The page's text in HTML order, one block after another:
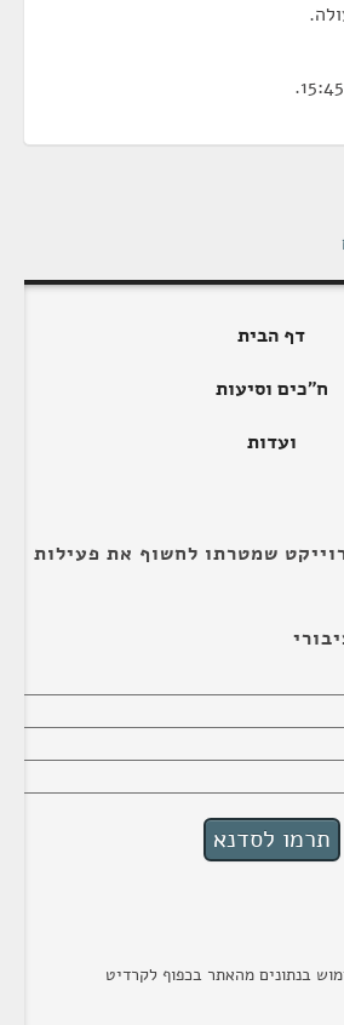
דף הבית
ח"כים וסיעות
ועדות
שמטרתו לחשוף את פעילות
בנתונים מהאתר בכפוף לקרדיט